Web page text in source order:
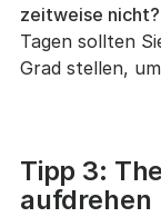
zeitweise nicht?
Tagen sollten
Grad stellen,
Tipp 3:
aufdrehen